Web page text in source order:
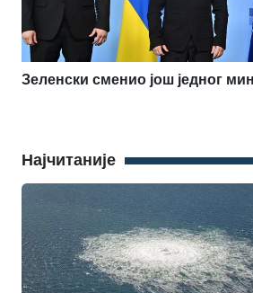
Зеленски сменио још једног
Најчитаније